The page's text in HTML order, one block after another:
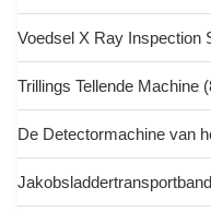
Voedsel X Ray Inspection
Trillings Tellende Machine
De Detectormachine van
Jakobsladdertransportband